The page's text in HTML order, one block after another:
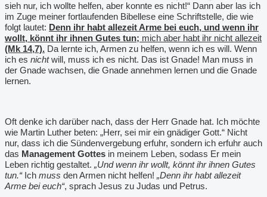
sieh nur, ich wollte helfen, aber konnte es nicht!“ Dann aber las ich
im Zuge meiner fortlaufenden Bibellese eine Schriftstelle, die wie
folgt lautet: Denn ihr habt allezeit Arme bei euch, und wenn ihr
wollt, könnt ihr ihnen Gutes tun; mich aber habt ihr nicht allezeit
(Mk 14,7). Da lernte ich, Armen zu helfen, wenn ich es will. Wenn
ich es nichtwill, muss ich es nicht. Das ist Gnade! Man muss in
der Gnade wachsen, die Gnade annehmen lernen und die Gnade
lernen.
Oft denke ich darüber nach, dass der Herr Gnade hat. Ich möchte
wie Martin Luther beten: „Herr, sei mir ein gnädiger Gott.“ Nicht
nur, dass ich die Sündenvergebung erfuhr, sondern ich erfuhr auch
das Management Gottes in meinem Leben, sodass Er mein
Leben richtig gestaltet. „Und wenn ihr wollt, könnt ihr ihnen Gutes
tun.“Ich muss den Armen nicht helfen! „Denn ihr habt allezeit
Arme bei euch“, sprach Jesus zu Judas und Petrus.